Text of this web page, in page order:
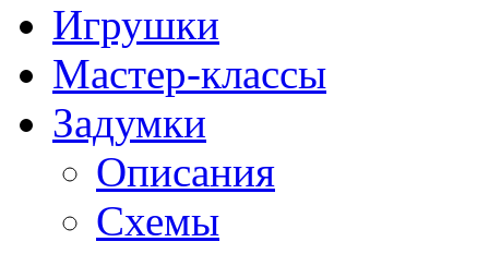
Игрушки
Мастер-классы
Задумки
Описания
Схемы